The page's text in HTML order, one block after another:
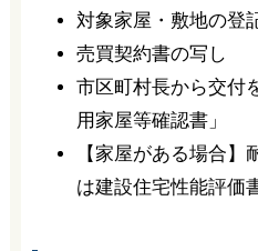
対象家屋・敷地の登
売買契約書の写し
市区町村長から交付
用家屋等確認書」
【家屋がある場合】
は建設住宅性能評価